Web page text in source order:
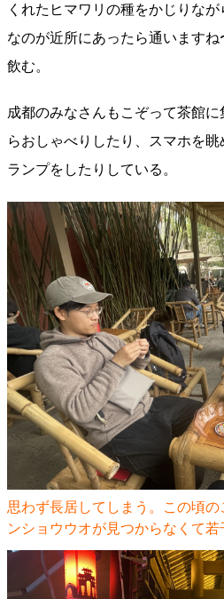
くれたヒマワリの種をかじりな
なのが近所にあったら通います
飲む。
成都のみなさんもこぞって茶館
らおしゃべりしたり、スマホを
ランプをしたりしている。
思わず長居してしまう。この頃
ンショウウオが見つからなくて若